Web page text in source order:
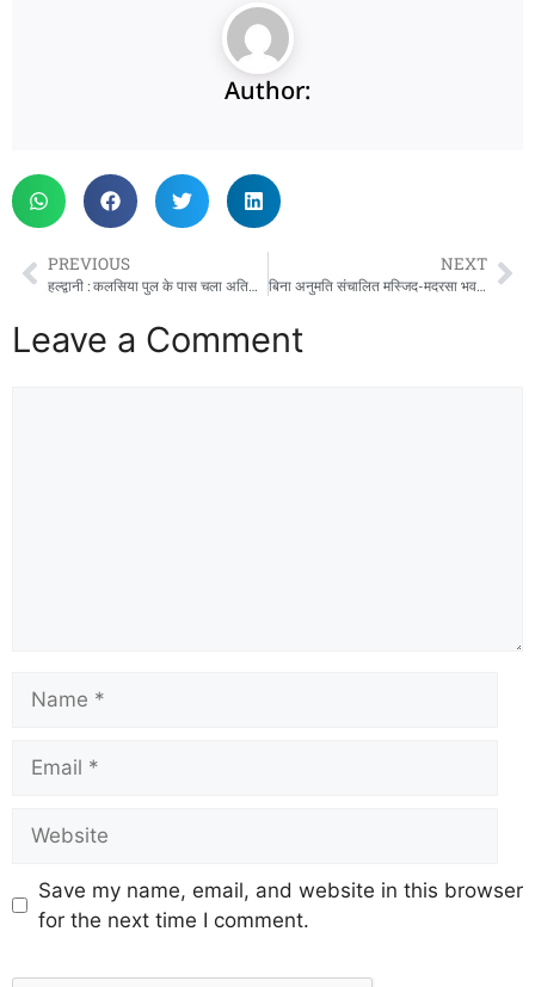
Author:
PREVIOUS
हल्द्वानी : कलसिया पुल के पास चला अतिक्रमण हटाओ अभियान, स्थायी पुल निर्माण का रास्ता हुआ साफ
NEXT
बिना अनुमति संचालित मस्जिद-मदरसा भवन पर एमडीडीए का शिकंजा
Leave a Comment
Save my name, email, and website in this browser
for the next time I comment.